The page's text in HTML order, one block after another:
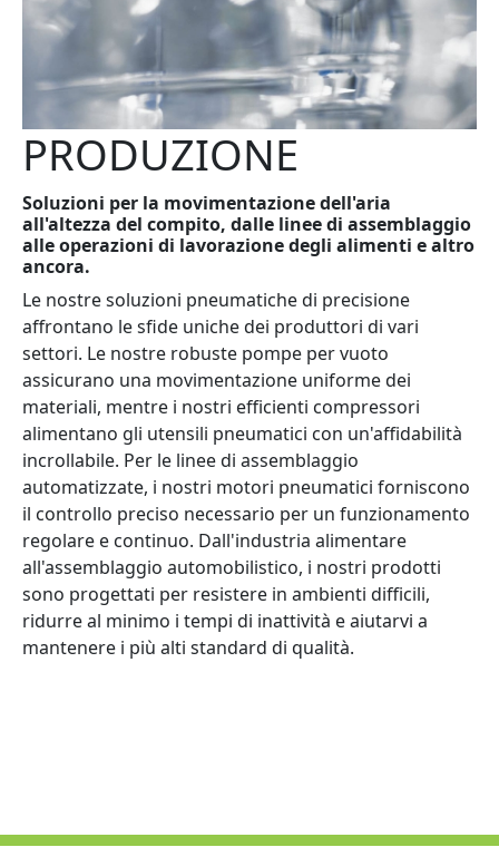
PRODUZIONE
Soluzioni per la movimentazione dell'aria
all'altezza del compito, dalle linee di assemblaggio
alle operazioni di lavorazione degli alimenti e altro
ancora.
Le nostre soluzioni pneumatiche di precisione
affrontano le sfide uniche dei produttori di vari
settori. Le nostre robuste pompe per vuoto
assicurano una movimentazione uniforme dei
materiali, mentre i nostri efficienti compressori
alimentano gli utensili pneumatici con un'affidabilità
incrollabile. Per le linee di assemblaggio
automatizzate, i nostri motori pneumatici forniscono
il controllo preciso necessario per un funzionamento
regolare e continuo. Dall'industria alimentare
all'assemblaggio automobilistico, i nostri prodotti
sono progettati per resistere in ambienti difficili,
ridurre al minimo i tempi di inattività e aiutarvi a
mantenere i più alti standard di qualità.